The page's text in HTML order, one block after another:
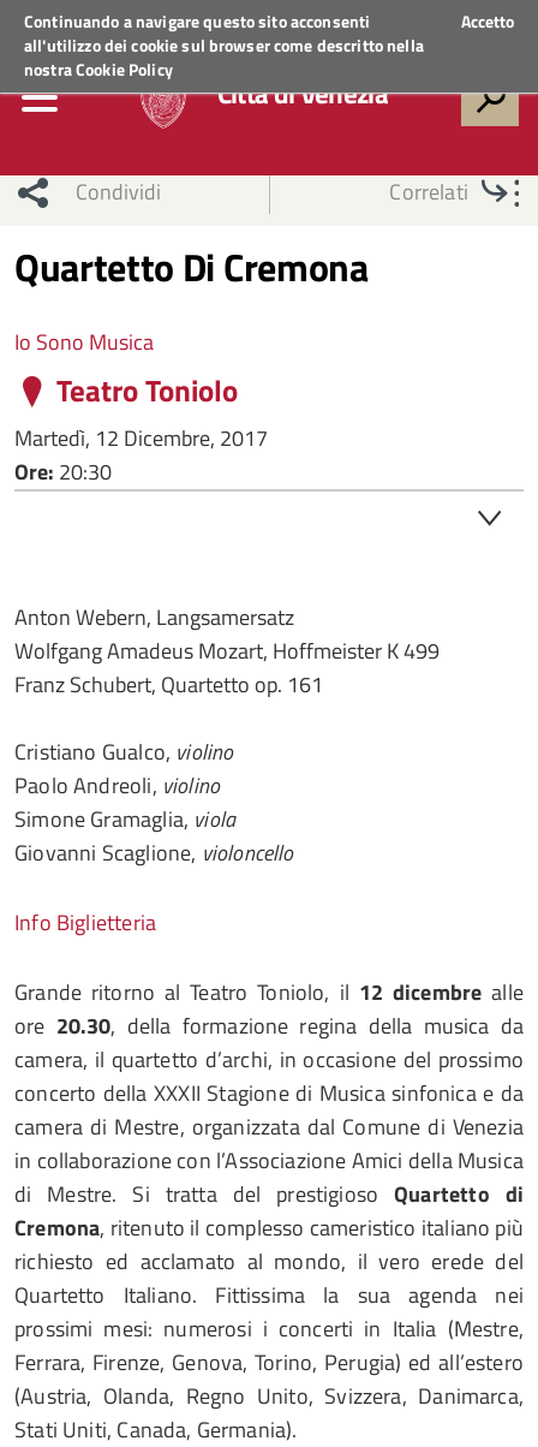
Continuando a navigare questo sito acconsenti
all'utilizzo dei cookie sul browser come descritto nella
nostraCookie Policy
Accetto
Regione VenetoACCEDI AI SERVIZI
Città di Venezia
Condividi Correlati
Quartetto Di Cremona
Io Sono Musica
Teatro Toniolo
Martedì, 12 Dicembre, 2017
Ore: 20:30
Anton Webern, Langsamersatz
Wolfgang Amadeus Mozart, Hoffmeister K 499
Franz Schubert, Quartetto op. 161
Cristiano Gualco, violino
Paolo Andreoli, violino
Simone Gramaglia, viola
Giovanni Scaglione, violoncello
Info Biglietteria
Grande ritorno al Teatro Toniolo, il 12 dicembrealle
ore 20.30, della formazione regina della musica da
camera, il quartetto d’archi, in occasione del prossimo
concerto della XXXII Stagione di Musica sinfonica e da
camera di Mestre, organizzata dal Comune di Venezia
in collaborazione con l’Associazione Amici della Musica
di Mestre. Si tratta del prestigiosoQuartetto di
Cremona, ritenuto il complesso cameristico italiano più
richiesto ed acclamato al mondo, il vero erede del
Quartetto Italiano. Fittissima la sua agenda nei
prossimi mesi: numerosi i concerti in Italia (Mestre,
Ferrara, Firenze, Genova, Torino, Perugia) ed all’estero
(Austria, Olanda, Regno Unito, Svizzera, Danimarca,
Stati Uniti, Canada, Germania).